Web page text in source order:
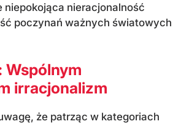
niepokojąca nieracjonalność
poczynań ważnych światowych
Wspólnym
irracjonalizm
że patrząc w kategoriach